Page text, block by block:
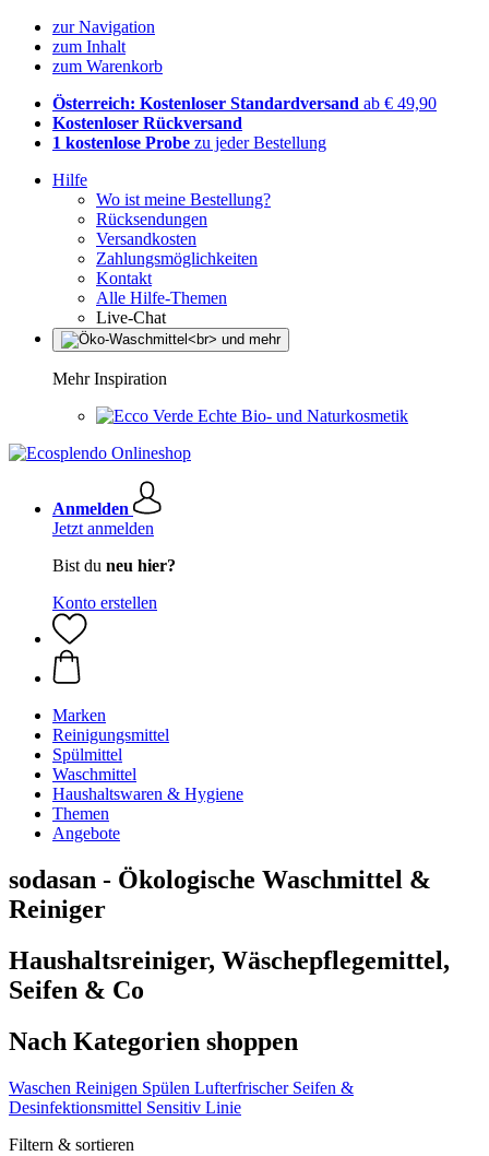
zur Navigation
zum Inhalt
zum Warenkorb
Österreich: Kostenloser Standardversand ab € 49,90
Kostenloser Rückversand
1 kostenlose Probe zu jeder Bestellung
Hilfe
Wo ist meine Bestellung?
Rücksendungen
Versandkosten
Zahlungsmöglichkeiten
Kontakt
Alle Hilfe-Themen
Live-Chat
Mehr Inspiration
Echte Bio- und Naturkosmetik
Anmelden
Jetzt anmelden
Bist du neu hier?
Konto erstellen
Marken
Reinigungsmittel
Spülmittel
Waschmittel
Haushaltswaren & Hygiene
Themen
Angebote
sodasan - Ökologische Waschmittel &
Reiniger
Haushaltsreiniger, Wäschepflegemittel,
Seifen & Co
Nach Kategorien shoppen
Waschen Reinigen Spülen Lufterfrischer Seifen &
Desinfektionsmittel Sensitiv Linie
Filtern & sortieren